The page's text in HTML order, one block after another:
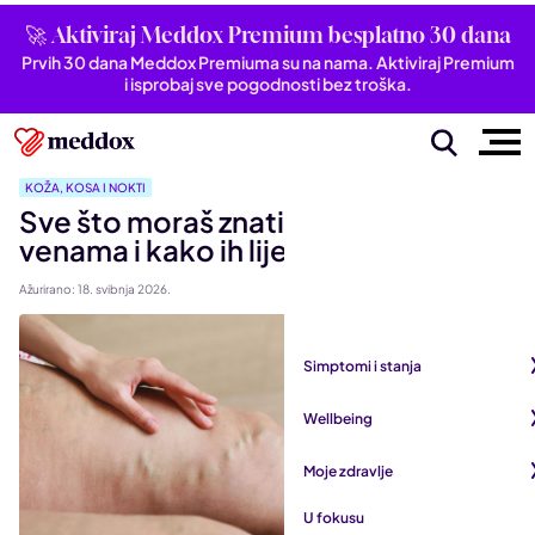
🚀 Aktiviraj Meddox Premium besplatno 30 dana
Prvih 30 dana Meddox Premiuma su na nama. Aktiviraj Premium
i isprobaj sve pogodnosti bez troška.
Simptomi i stanja
Bubrezi i mokraćni sustav
Dišni sustav
Wellbeing
Moje zdravlje
Pogledaj sve iz kategorije
U fokusu
KOŽA, KOSA I NOKTI
Sve što moraš znati o proširenim
venama i kako ih liječiti
Ažurirano: 18. svibnja 2026.